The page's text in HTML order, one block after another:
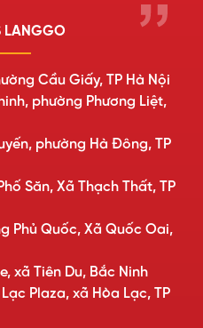
LANGGO
Cầu Giấy, TP Hà Nội
phường Phương Liệt,
phường Hà Đông, TP
Săn, Xã Thạch Thất, TP
Phủ Quốc, Xã Quốc Oai,
xã Tiên Du, Bắc Ninh
Plaza, xã Hòa Lạc, TP